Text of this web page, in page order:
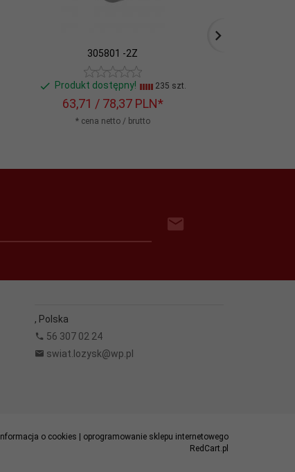
305801 -2Z
Produkt dostępny! 235 szt.
63,71 / 78,37 PLN*
* cena netto / brutto
, Polska
56 307 02 24
swiat.lozysk@wp.pl
Informacja o cookies
oprogramowanie sklepu internetowego
RedCart.pl